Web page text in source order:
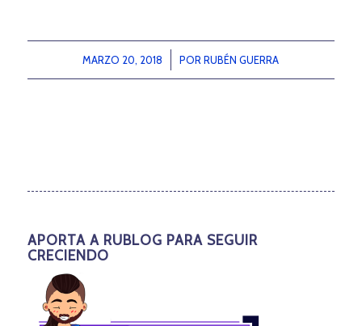
MARZO 20, 2018 PORRUBÉN GUERRA
APORTA A RUBLOG PARA SEGUIR
CRECIENDO